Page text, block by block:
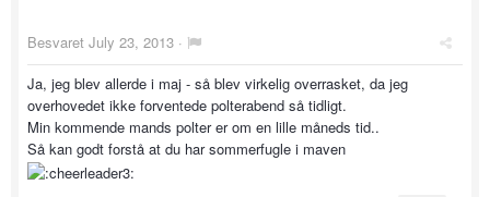
Besvaret July 23, 2013 ·
Ja, jeg blev allerde i maj - så blev virkelig overrasket, da jeg
overhovedet ikke forventede polterabend så tidligt.
Min kommende mands polter er om en lille måneds tid..
Så kan godt forstå at du har sommerfugle i maven